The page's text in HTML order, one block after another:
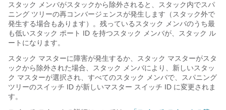
スタック メンバがスタックから除外されると、スタック内でスパ
ニング ツリーの再コンバージェンスが発生します（スタック外で
発生する場合もあります）。残っているスタック メンバのうち最
も低いスタック ポート ID を持つスタック メンバが、スタック ル
ートになります。
スタック マスターに障害が発生するか、スタック マスターがスタ
ックから除外された場合、スタック メンバにより、新しいスタッ
ク マスターが選択され、すべてのスタック メンバで、スパニング
ツリーのスイッチ ID が新しいマスター スイッチ ID に変更されま
す。